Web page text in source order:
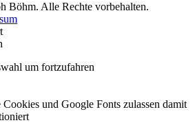
Böhm. Alle Rechte vorbehalten.
um fortzufahren
und Google Fonts zulassen damit